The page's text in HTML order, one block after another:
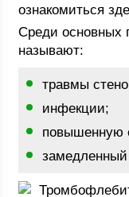
ознакомиться
Среди основных
называют:
травмы
инфекции;
повышенную
замедленный